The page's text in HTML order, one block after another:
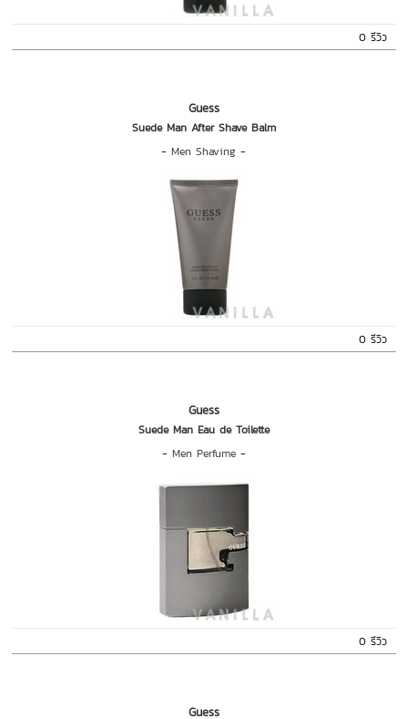
0 รีวิว
Guess
Suede Man After Shave Balm
-Men Shaving -
0 รีวิว
Guess
Suede Man Eau de Toilette
- Men Perfume-
0 รีวิว
Guess